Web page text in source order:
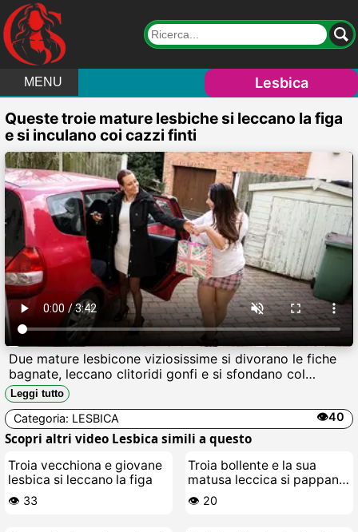
MENU Lesbica
Queste troie mature lesbiche si leccano la figa
e si inculano coi cazzi finti
Due mature lesbicone viziosissime si divorano le fiche
bagnate, leccano clitoridi gonfi e si sfondano col
doppio dildo, urlando mentre schizzano schizzare
bollente.
Leggi tutto
Categoria: LESBICA 👁️40
Scopri altri video Lesbica simili a questo
Troia vecchiona e giovane
lesbica si leccano la figa
👁️ 33
Troia bollente e la sua
matusa leccica si pappano
la lingua in piscina
👁️ 20